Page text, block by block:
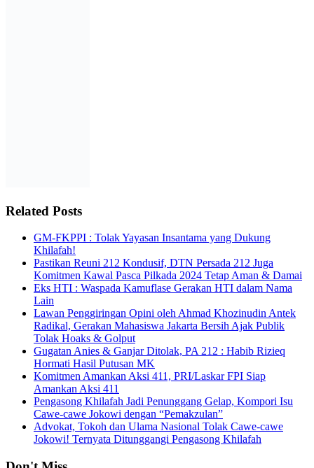
Related Posts
GM-FKPPI : Tolak Yayasan Insantama yang Dukung
Khilafah!
Pastikan Reuni 212 Kondusif, DTN Persada 212 Juga
Komitmen Kawal Pasca Pilkada 2024 Tetap Aman & Damai
Eks HTI : Waspada Kamuflase Gerakan HTI dalam Nama
Lain
Lawan Penggiringan Opini oleh Ahmad Khozinudin Antek
Radikal, Gerakan Mahasiswa Jakarta Bersih Ajak Publik
Tolak Hoaks & Golput
Gugatan Anies & Ganjar Ditolak, PA 212 : Habib Rizieq
Hormati Hasil Putusan MK
Komitmen Amankan Aksi 411, PRI/Laskar FPI Siap
Amankan Aksi 411
Pengasong Khilafah Jadi Penunggang Gelap, Kompori Isu
Cawe-cawe Jokowi dengan “Pemakzulan”
Advokat, Tokoh dan Ulama Nasional Tolak Cawe-cawe
Jokowi! Ternyata Ditunggangi Pengasong Khilafah